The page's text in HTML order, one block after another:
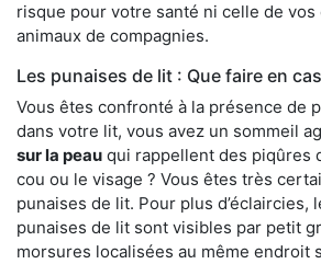
risque pour votre santé ni celle de vos
animaux de compagnies.
Les punaises de lit : Que faire en
Vous êtes confronté à la présence de
dans votre lit, vous avez un sommeil
sur la peau qui rappellent des piqûres
cou ou le visage ? Vous êtes très
punaises de lit. Pour plus d’éclaircies,
punaises de lit sont visibles par petit
morsures localisées au même endroit